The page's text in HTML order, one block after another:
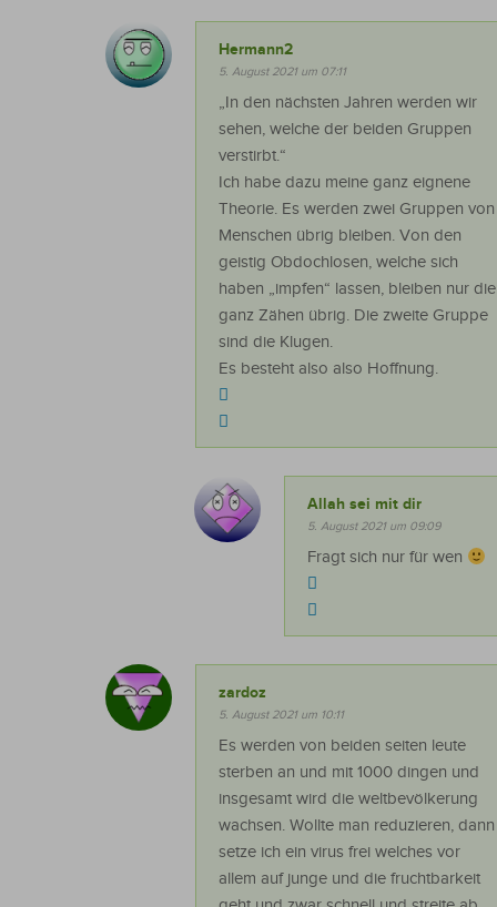
Hermann2
5. August 2021 um 07:11
„In den nächsten Jahren werden wir
sehen, welche der beiden Gruppen
verstirbt.“
Ich habe dazu meine ganz eignene
Theorie. Es werden zwei Gruppen von
Menschen übrig bleiben. Von den
geistig Obdochlosen, welche sich
haben „impfen“ lassen, bleiben nur die
ganz Zähen übrig. Die zweite Gruppe
sind die Klugen.
Es besteht also also Hoffnung.
Allah sei mit dir
5. August 2021 um 09:09
Fragt sich nur für wen
zardoz
5. August 2021 um 10:11
Es werden von beiden seiten leute
sterben an und mit 1000 dingen und
insgesamt wird die weltbevölkerung
wachsen. Wollte man reduzieren, dann
setze ich ein virus frei welches vor
allem auf junge und die fruchtbarkeit